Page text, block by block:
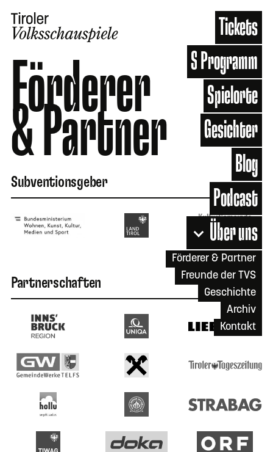
Tickets
Shuttle-Info
Menu
Programm
Spielorte
Gesichter
Blog
Podcast
Über uns
Förderer & Partner
Freunde der TVS
Geschichte
Archiv
Kontakt
Förderer
& Partner
Subventionsgeber
Partnerschaften